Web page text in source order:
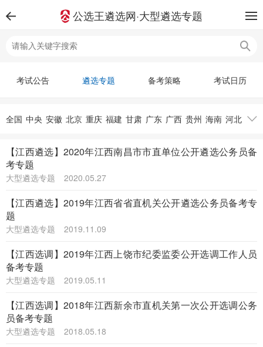
公选王遴选网·大型遴选专题
考试公告 遴选专题 备考策略 考试日历
全国 中央 安徽 北京 重庆 福建 甘肃 广东 广西 贵州 海南 河北
山东 山西 陕西 上海 四川 天津 西藏 新疆 云南 浙江
【江西遴选】2020年江西南昌市市直单位公开遴选公务员备
考专题
大型遴选专题 2020.05.27
【江西遴选】2019年江西省省直机关公开遴选公务员备考专
题
大型遴选专题 2019.11.09
【江西选调】2019年江西上饶市纪委监委公开选调工作人员
备考专题
大型遴选专题 2019.05.11
【江西选调】2018年江西新余市直机关第一次公开选调公务
员备考专题
大型遴选专题 2018.05.18